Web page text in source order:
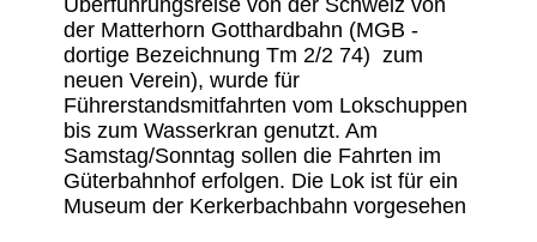
der Matterhorn Gotthardbahn (MGB -
dortige Bezeichnung Tm 2/2 74) zum
neuen Verein), wurde für
Führerstandsmitfahrten vom Lokschuppen
bis zum Wasserkran genutzt. Am
Samstag/Sonntag sollen die Fahrten im
Güterbahnhof erfolgen. Die Lok ist für ein
Museum der Kerkerbachbahn vorgesehen